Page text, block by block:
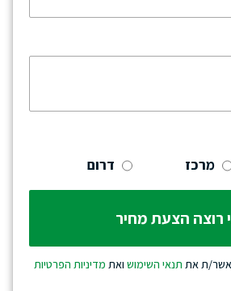
מרכז דרום
ת את תנאי השימוש ואת מדיניות הפרטיות